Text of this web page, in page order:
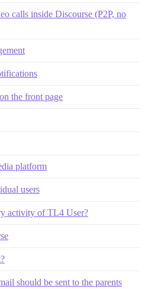
calls inside Discourse (P2P, no
the front page
platform
users
activity of TL4 User?
should be sent to the parents